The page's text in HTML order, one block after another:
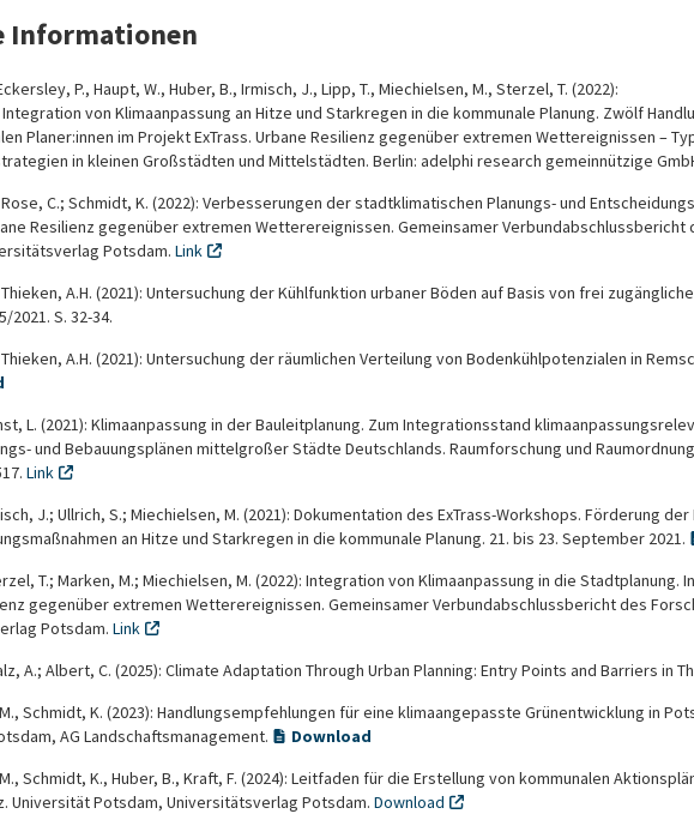
Informationen
P., Haupt, W., Huber, B., Irmisch, J., Lipp, T., Miechielsen, M., Sterzel, T. (2022):
von Klimaanpassung an Hitze und Starkregen in die kommunale Planung. Zwölf
Planer:innen im Projekt ExTrass. Urbane Resilienz gegenüber extremen Wettereignissen –
in kleinen Großstädten und Mittelstädten. Berlin: adelphi research gemeinnützige
C.; Schmidt, K. (2022): Verbesserungen der stadtklimatischen Planungs- und
Resilienz gegenüber extremen Wetterereignissen. Gemeinsamer Verbundabschlussbericht
Potsdam. Link
A.H. (2021): Untersuchung der Kühlfunktion urbaner Böden auf Basis von frei
2021. S. 32-34.
A.H. (2021): Untersuchung der räumlichen Verteilung von Bodenkühlpotenzialen in
L. (2021): Klimaanpassung in der Bauleitplanung. Zum Integrationsstand
und Bebauungsplänen mittelgroßer Städte Deutschlands. Raumforschung und
Link
J.; Ullrich, S.; Miechielsen, M. (2021): Dokumentation des ExTrass-Workshops. Förderung
an Hitze und Starkregen in die kommunale Planung. 21. bis 23. September 2021.
T.; Marken, M.; Miechielsen, M. (2022): Integration von Klimaanpassung in die Stadtplanung.
gegenüber extremen Wetterereignissen. Gemeinsamer Verbundabschlussbericht des
Potsdam. Link
A.; Albert, C. (2025): Climate Adaptation Through Urban Planning: Entry Points and Barriers in
Schmidt, K. (2023): Handlungsempfehlungen für eine klimaangepasste Grünentwicklung in
AG Landschaftsmanagement.
Download
Schmidt, K., Huber, B., Kraft, F. (2024): Leitfaden für die Erstellung von kommunalen
Universität Potsdam, Universitätsverlag Potsdam. Download